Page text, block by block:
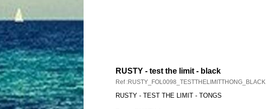
RUSTY - test the limit - black
Ref :RUSTY_FOL0098_TESTTHELIMITTHONG_BLACK
RUSTY - TEST THE LIMIT - TONGS